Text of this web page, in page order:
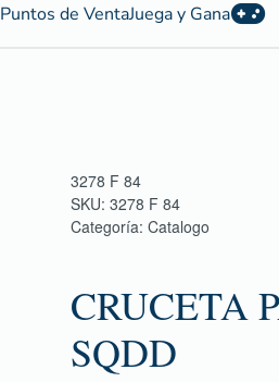
Puntos de VentaJuega y Gana
3278 F 84
SKU: 3278 F 84
Categoría: Catalogo
CRUCETA
SQDD